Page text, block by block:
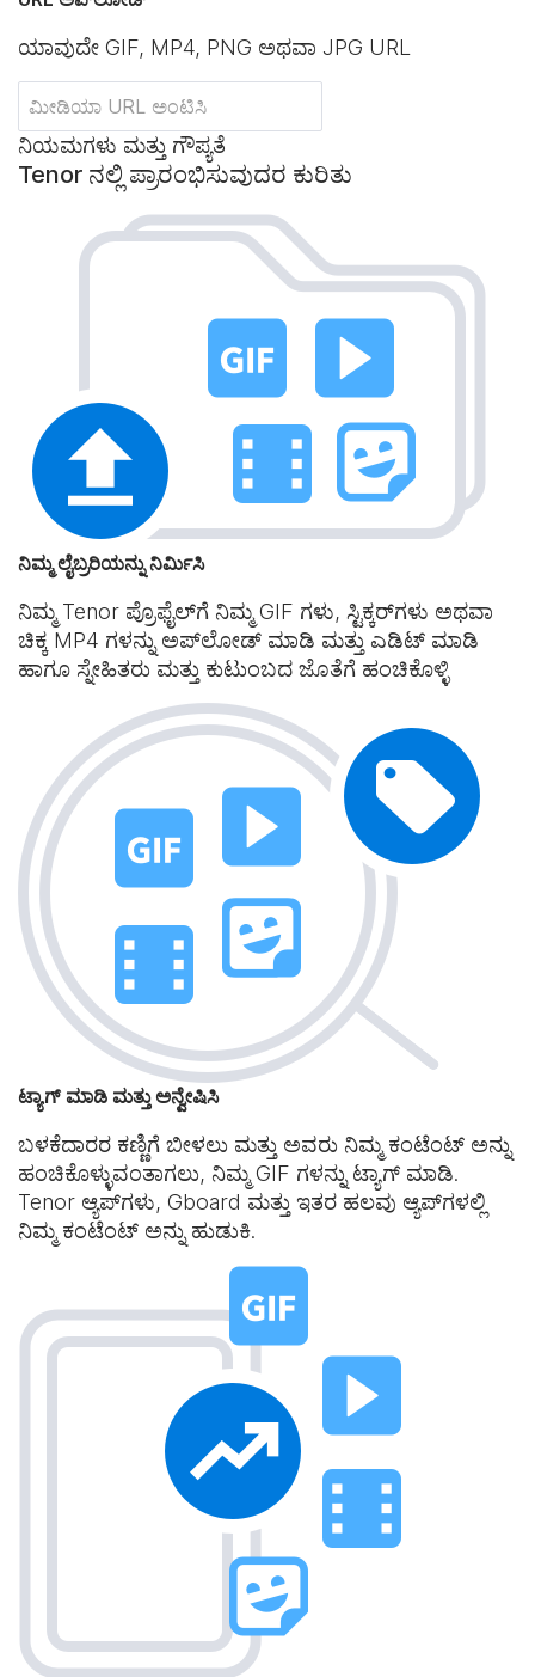
ಯಾವುದೇ GIF, MP4, PNG ಅಥವಾ JPG URL
ನಿಯಮಗಳು ಮತ್ತು ಗೌಪ್ಯತೆ
Tenor ನಲ್ಲಿ ಪ್ರಾರಂಭಿಸುವುದರ ಕುರಿತು
ನಿಮ್ಮ ಲೈಬ್ರರಿಯನ್ನು ನಿರ್ಮಿಸಿ
ನಿಮ್ಮ Tenor ಪ್ರೊಫೈಲ್‌ಗೆ ನಿಮ್ಮ GIF ಗಳು, ಸ್ಟಿಕ್ಕರ್‌ಗಳು ಅಥವಾ
ಚಿಕ್ಕ MP4 ಗಳನ್ನು ಅಪ್‌ಲೋಡ್ ಮಾಡಿ ಮತ್ತು ಎಡಿಟ್ ಮಾಡಿ
ಹಾಗೂ ಸ್ನೇಹಿತರು ಮತ್ತು ಕುಟುಂಬದ ಜೊತೆಗೆ ಹಂಚಿಕೊಳ್ಳಿ
ಟ್ಯಾಗ್ ಮಾಡಿ ಮತ್ತು ಅನ್ವೇಷಿಸಿ
ಬಳಕೆದಾರರ ಕಣ್ಣಿಗೆ ಬೀಳಲು ಮತ್ತು ಅವರು ನಿಮ್ಮ ಕಂಟೆಂಟ್ ಅನ್ನು
ಹಂಚಿಕೊಳ್ಳುವಂತಾಗಲು, ನಿಮ್ಮ GIF ಗಳನ್ನು ಟ್ಯಾಗ್ ಮಾಡಿ.
Tenor ಆ್ಯಪ್‌ಗಳು, Gboard ಮತ್ತು ಇತರ ಹಲವು ಆ್ಯಪ್‌ಗಳಲ್ಲಿ
ನಿಮ್ಮ ಕಂಟೆಂಟ್ ಅನ್ನು ಹುಡುಕಿ.